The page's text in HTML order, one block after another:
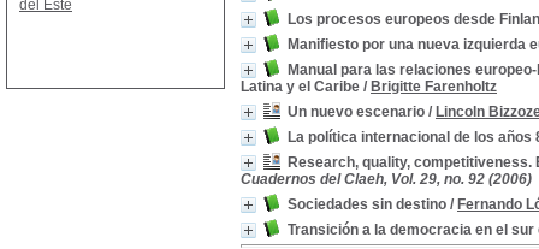
Los procesos europeos desde
Manifiesto por una nueva izquierda
Manual para las relaciones
Latina y el Caribe / Brigitte Farenholtz
Un nuevo escenario / Lincoln
La política internacional de los
Research, quality,
Cuadernos del Claeh, Vol. 29, no. 92 (2006)
Sociedades sin destino / Fernando
Transición a la democracia en el
del Este